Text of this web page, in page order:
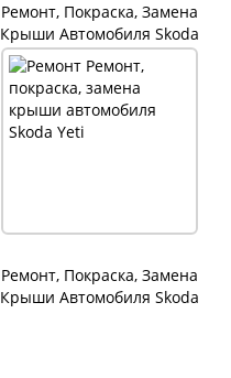
Ремонт, Покраска, Замена
Крыши Автомобиля Skoda
Rapid
Ремонт, Покраска, Замена
Крыши Автомобиля Skoda